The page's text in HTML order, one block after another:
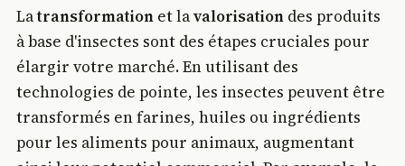
Latransformation et lavalorisation des produits
à base d'insectes sont des étapes cruciales pour
élargir votre marché. En utilisant des
technologies de pointe, les insectes peuvent être
transformés en farines, huiles ou ingrédients
pour les aliments pour animaux, augmentant